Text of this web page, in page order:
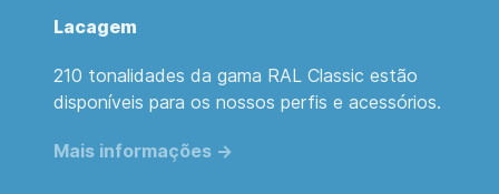
Lacagem
210 tonalidades da gama RAL Classic estão
disponíveis para os nossos perfis e acessórios.
Mais informações ->